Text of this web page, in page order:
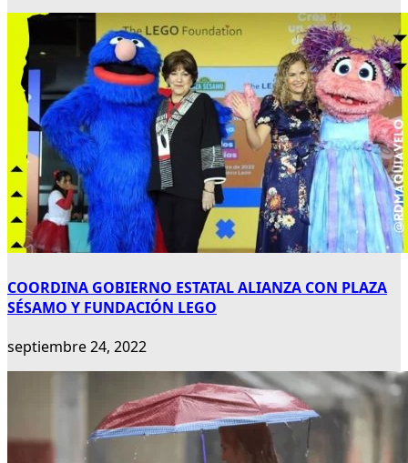
COORDINA GOBIERNO ESTATAL ALIANZA CON PLAZA
SÉSAMO Y FUNDACIÓN LEGO
septiembre 24, 2022